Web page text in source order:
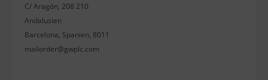
C/ Aragón, 208 210
Andalusien
Barcelona, Spanien, 8011
mailorder@gwplc.com